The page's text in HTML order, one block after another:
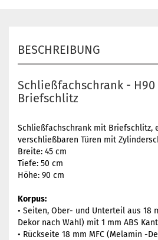
BESCHREIBUNG
Schließfachschrank -
Briefschlitz
Schließfachschrank mit Briefschlitz,
verschließbaren Türen mit
Breite: 45 cm
Tiefe: 50 cm
Höhe: 90 cm
Korpus:
• Seiten, Ober- und Unterteil aus 18
Dekor nach Wahl) mit 1 mm ABS
• Rückseite 18 mm MFC (Melamin -